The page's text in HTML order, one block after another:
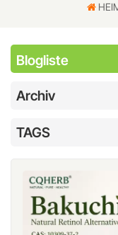
Blogliste
Archiv
TAGS